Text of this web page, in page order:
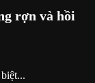
rợn và hồi